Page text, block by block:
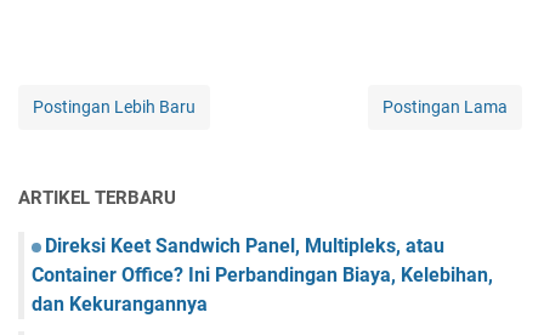
Postingan Lebih Baru Postingan Lama
ARTIKEL TERBARU
Direksi Keet Sandwich Panel, Multipleks, atau
Container Office? Ini Perbandingan Biaya, Kelebihan,
dan Kekurangannya